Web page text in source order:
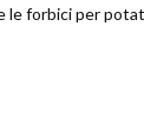
le forbici per